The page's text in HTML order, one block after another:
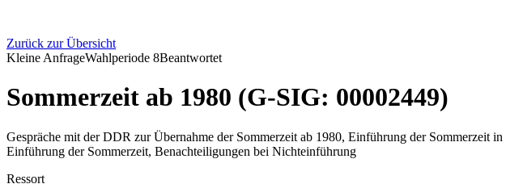
Zurück zur Übersicht
Kleine AnfrageWahlperiode 8Beantwortet
Sommerzeit ab 1980 (G-SIG: 00002449)
Gespräche mit der DDR zur Übernahme der Sommerzeit ab 1980, Einführung der Sommerzeit
Einführung der Sommerzeit, Benachteiligungen bei Nichteinführung
Ressort